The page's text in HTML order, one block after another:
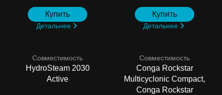
Купить
Детальнее
Совместимость
HydroSteam 2030
Active
Купить
Детальнее
Совместимость
Conga Rockstar
Multicyclonic Compact,
Conga Rockstar